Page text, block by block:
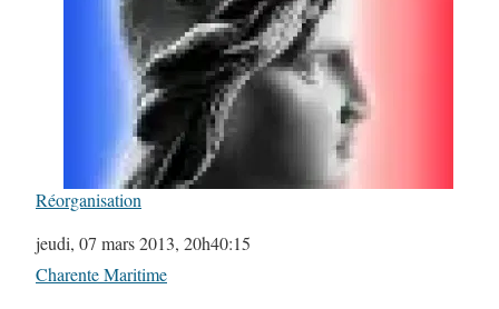
Réorganisation
Date
jeudi, 07 mars 2013, 20h40:15
Par rapport à
Charente Maritime